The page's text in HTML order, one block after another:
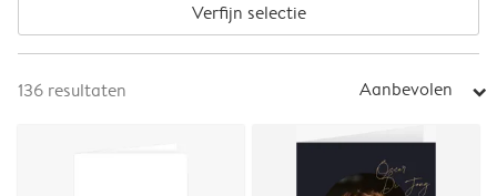
Verfijn selectie
136 resultaten Aanbevolen arrow_right